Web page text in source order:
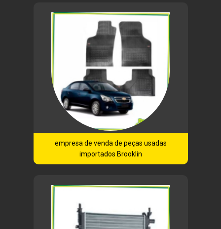
empresa de venda de peças usadas
importados Brooklin